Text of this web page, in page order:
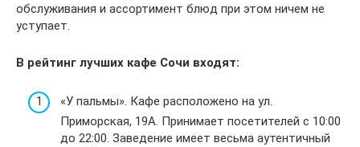
обслуживания и ассортимент блюд при этом ничем не
уступает.
В рейтинг лучших кафе Сочи входят:
«У пальмы». Кафе расположено на ул.
Приморская, 19А. Принимает посетителей с 10:00
до 22:00. Заведение имеет весьма аутентичный